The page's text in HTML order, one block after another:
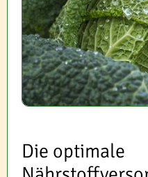
Die optimale